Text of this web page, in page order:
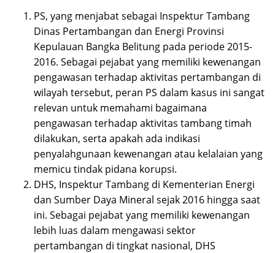
PS, yang menjabat sebagai Inspektur Tambang
Dinas Pertambangan dan Energi Provinsi
Kepulauan Bangka Belitung pada periode 2015-
2016. Sebagai pejabat yang memiliki kewenangan
pengawasan terhadap aktivitas pertambangan di
wilayah tersebut, peran PS dalam kasus ini sangat
relevan untuk memahami bagaimana
pengawasan terhadap aktivitas tambang timah
dilakukan, serta apakah ada indikasi
penyalahgunaan kewenangan atau kelalaian yang
memicu tindak pidana korupsi.
DHS, Inspektur Tambang di Kementerian Energi
dan Sumber Daya Mineral sejak 2016 hingga saat
ini. Sebagai pejabat yang memiliki kewenangan
lebih luas dalam mengawasi sektor
pertambangan di tingkat nasional, DHS